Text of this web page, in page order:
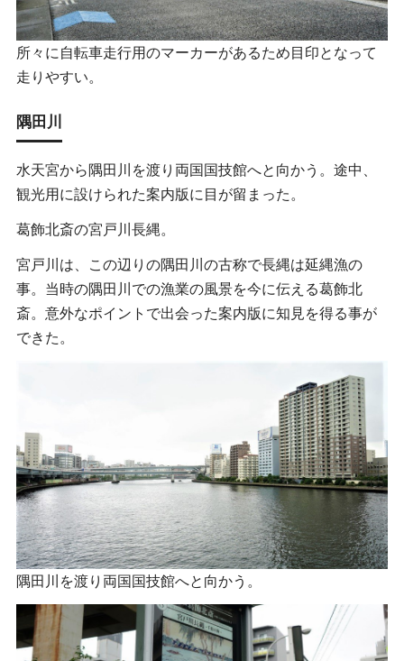
所々に自転車走行用のマーカーがあるため目印となって
走りやすい。
隅田川
水天宮から隅田川を渡り両国国技館へと向かう。途中、
観光用に設けられた案内版に目が留まった。
葛飾北斎の宮戸川長縄。
宮戸川は、この辺りの隅田川の古称で長縄は延縄漁の
事。当時の隅田川での漁業の風景を今に伝える葛飾北
斎。意外なポイントで出会った案内版に知見を得る事が
できた。
隅田川を渡り両国国技館へと向かう。